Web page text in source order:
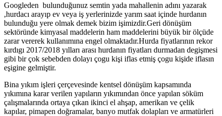
Googleden bulunduğunuz semtin yada mahallenin adını yazarak
,hurdacı arayıp ev veya iş yerlerinizde yarım saat içinde hurdanın
bulunduğu yere olmak demek bizim işimizdir.Geri dönüşüm
sektöründe kimyasal maddelerin ham maddelerini büyük bir ölçüde
zarar vererek kullanımına engel olmaktadır.Hurda fiyatlarının rekor
kırdıgı 2017/2018 yılları arası hurdanın fiyatları durmadan degişmesi
gibi bir çok sebebden dolayı çogu kişi iflas etmiş çogu kişide iflasın
eşigine gelmiştir.
Bina yıkım işleri çerçevesinde kentsel dönüşüm kapsamında
yıkımına karar verilen yapıların yıkımından önce yapılan söküm
çalışmalarında ortaya çıkan ikinci el ahşap, amerikan ve çelik
kapılar, pimapen doğramalar, banyo mutfak dolapları ve armatürleri